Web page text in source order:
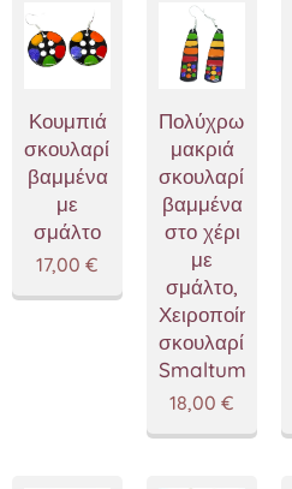
Κουμπιά
σκουλαρίκια
βαμμένα
με
σμάλτο
17,00 €
Πολύχρωμα
μακριά
σκουλαρίκια
βαμμένα
στο χέρι
με
σμάλτο,
Χειροποίητα
σκουλαρίκια
Smaltum
18,00 €